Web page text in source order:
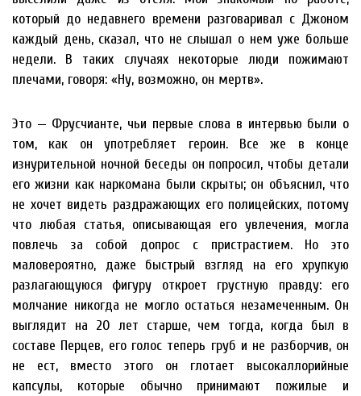
который до недавнего времени разговаривал с Джоном
каждый день, сказал, что не слышал о нем уже больше
недели. В таких случаях некоторые люди пожимают
плечами, говоря: «Ну, возможно, он мертв».
Это — Фрусчианте, чьи первые слова в интервью были о
том, как он употребляет героин. Все же в конце
изнурительной ночной беседы он попросил, чтобы детали
его жизни как наркомана были скрыты; он объяснил, что
не хочет видеть раздражающих его полицейских, потому
что любая статья, описывающая его увлечения, могла
повлечь за собой допрос с пристрастием. Но это
маловероятно, даже быстрый взгляд на его хрупкую
разлагающуюся фигуру откроет грустную правду: его
молчание никогда не могло остаться незамеченным. Он
выглядит на 20 лет старше, чем тогда, когда был в
составе Перцев, его голос теперь груб и не разборчив, он
не ест, вместо этого он глотает высокаллорийные
капсулы, которые обычно принимают пожилые и